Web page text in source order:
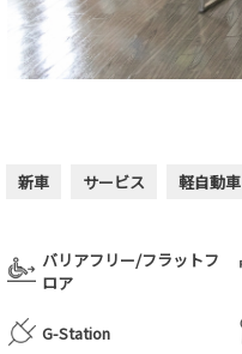
新車 サービス 軽自動車
バリアフリー/フラットフ
ロア
G-Station